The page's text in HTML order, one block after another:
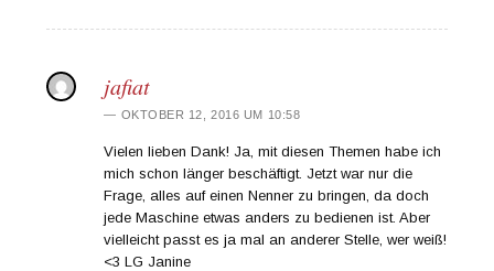
jafiat
OKTOBER 12, 2016 UM 10:58
Vielen lieben Dank! Ja, mit diesen Themen habe ich
mich schon länger beschäftigt. Jetzt war nur die
Frage, alles auf einen Nenner zu bringen, da doch
jede Maschine etwas anders zu bedienen ist. Aber
vielleicht passt es ja mal an anderer Stelle, wer weiß!
<3 LG Janine